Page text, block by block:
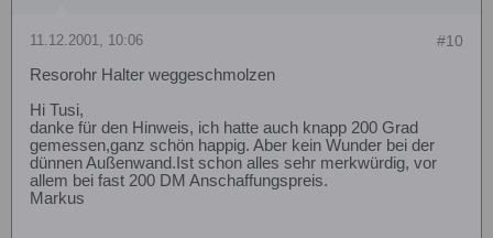
#10
11.12.2001, 10:06
Resorohr Halter weggeschmolzen
Hi Tusi,
danke für den Hinweis, ich hatte auch knapp 200 Grad
gemessen,ganz schön happig. Aber kein Wunder bei der
dünnen Außenwand.Ist schon alles sehr merkwürdig, vor
allem bei fast 200 DM Anschaffungspreis.
Markus